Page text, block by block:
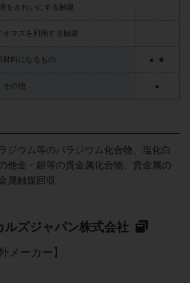
をきれいにする触媒
マスを利用する触媒
材料になるもの
その他
● ★
●
ジウム等のパラジウム化合物、塩化白
他金・銀等の貴金属化合物、貴金属の
属触媒回収
ルズジャパン株式会社
メーカー】